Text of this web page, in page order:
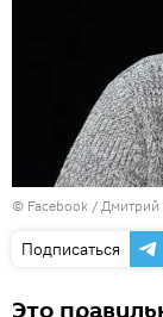
© Facebook / Дмитрий
Подписаться